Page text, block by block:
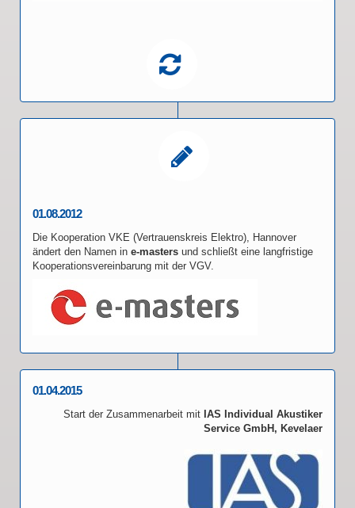
01.08.2012
Die Kooperation VKE (Vertrauenskreis Elektro), Hannover
ändert den Namen in e-masters und schließt eine langfristige
Kooperationsvereinbarung mit der VGV.
01.04.2015
Start der Zusammenarbeit mit IAS Individual Akustiker
Service GmbH, Kevelaer